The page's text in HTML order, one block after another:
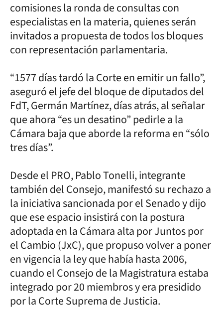
comisiones la ronda de consultas con
especialistas en la materia, quienes serán
invitados a propuesta de todos los bloques
con representación parlamentaria.
“1577 días tardó la Corte en emitir un fallo”,
aseguró el jefe del bloque de diputados del
FdT, Germán Martínez, días atrás, al señalar
que ahora “es un desatino” pedirle a la
Cámara baja que aborde la reforma en “sólo
tres días”.
Desde el PRO, Pablo Tonelli, integrante
también del Consejo, manifestó su rechazo a
la iniciativa sancionada por el Senado y dijo
que ese espacio insistirá con la postura
adoptada en la Cámara alta por Juntos por
el Cambio (JxC), que propuso volver a poner
en vigencia la ley que había hasta 2006,
cuando el Consejo de la Magistratura estaba
integrado por 20 miembros y era presidido
por la Corte Suprema de Justicia.